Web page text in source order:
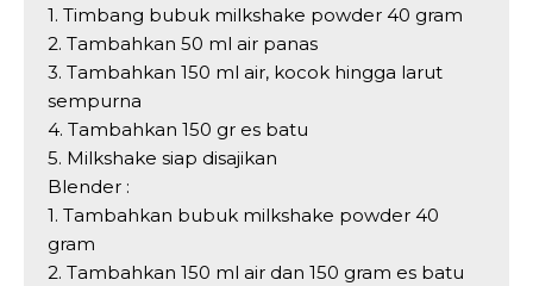
1. Timbang bubuk milkshake powder 40 gram
2. Tambahkan 50 ml air panas
3. Tambahkan 150 ml air, kocok hingga larut
sempurna
4. Tambahkan 150 gr es batu
5. Milkshake siap disajikan
Blender :
1. Tambahkan bubuk milkshake powder 40
gram
2. Tambahkan 150 ml air dan 150 gram es batu